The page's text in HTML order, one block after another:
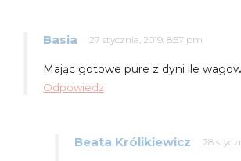
Basia 27 stycznia, 2019, 8:57 pm
Mając gotowe pure z dyni ile
Odpowiedz
Beata Królikiewicz 28